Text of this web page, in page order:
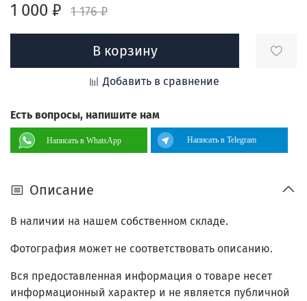
1 000 ₽
1 176 ₽
В корзину
Добавить в сравнение
Есть вопросы, напишите нам
Написать в WhatsApp Написать в Telegram
Описание
В наличии на нашем собственном складе.
Фотография может не соответствовать описанию.
Вся предоставленная информация о товаре несет
информационный характер и не является публичной